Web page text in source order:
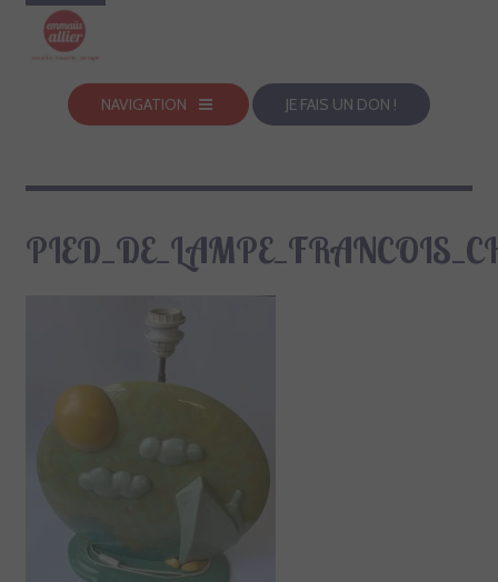
NAVIGATION JE FAIS UN DON !